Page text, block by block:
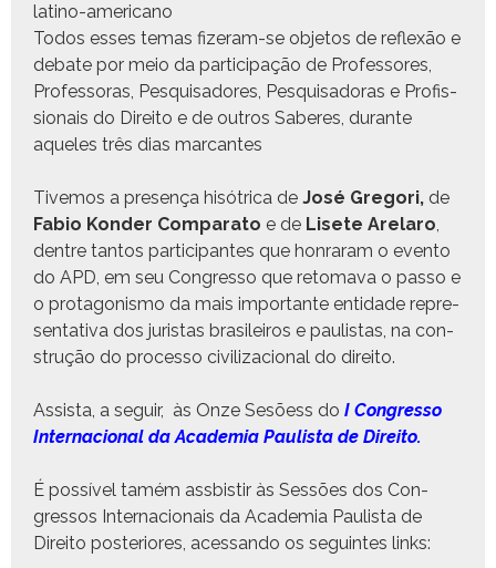
latino-americano
Todos ess­es temas fiz­er­am-se obje­tos de reflexão e
debate por meio da par­tic­i­pação de Pro­fes­sores,
Pro­fes­so­ras, Pesquisadores, Pesquisado­ras e Profis­
sion­ais do Dire­ito e de out­ros Saberes, durante
aque­les três dias marcantes
Tive­mos a pre­sença hisótri­ca de José Gre­gori, de
Fabio Kon­der Com­para­to e de Lisete Are­laro,
den­tre tan­tos par­tic­i­pantes que hon­raram o even­to
do APD, em seu Con­gres­so que retoma­va o pas­so e
o pro­tag­o­nis­mo da mais impor­tante enti­dade rep­re­
sen­ta­ti­va dos juris­tas brasileiros e paulis­tas, na con­
strução do proces­so civ­i­liza­cional do direito.
Assista, a seguir, às Onze Sesõess do I Con­gres­so
Inter­na­cional da Acad­e­mia Paulista de Direito.
É pos­sív­el tamém ass­bi­s­tir às Sessões dos Con­
gres­sos Inter­na­cionais da Acad­e­mia Paulista de
Dire­ito pos­te­ri­ores, aces­san­do os seguintes links: